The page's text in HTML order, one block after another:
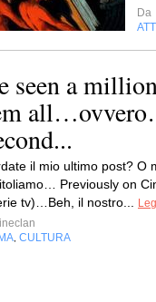
Da
seen a
il mio ultimo post? O
Previously on
tv)…Beh, il nostro...
CULTURA